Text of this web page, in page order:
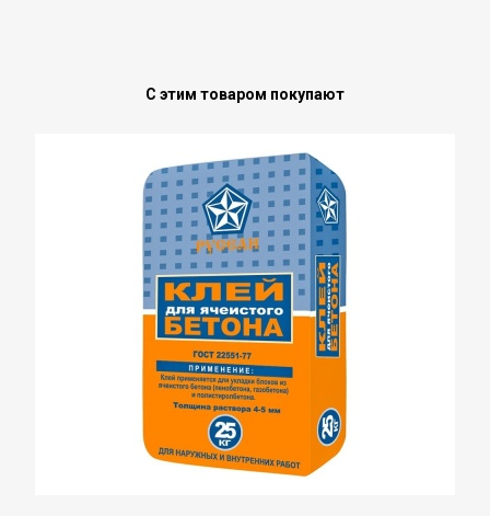
С этим товаром покупают